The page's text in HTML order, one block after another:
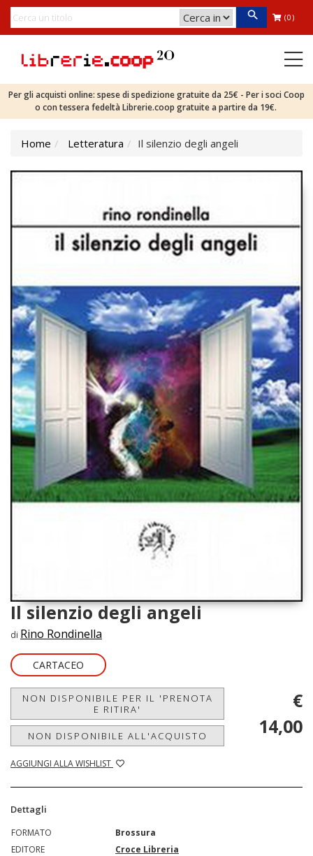
(0)
Per gli acquisti online: spese di spedizione gratuite da 25€ - Per i soci Coop
o con tessera fedeltà Librerie.coop gratuite a partire da 19€.
Home Letteratura Il silenzio degli angeli
Il silenzio degli angeli
di Rino Rondinella
CARTACEO
NON DISPONIBILE PER IL 'PRENOTA
E RITIRA'
NON DISPONIBILE ALL'ACQUISTO
AGGIUNGI ALLA WISHLIST
€
14,00
Dettagli
FORMATO
Brossura
EDITORE
Croce Libreria